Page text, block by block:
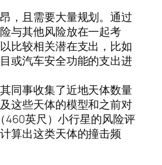
，且需要大量规划。通过
与其他风险放在一起考
比较相关潜在支出，比如
或汽车安全功能的支出进
同事收集了近地天体数量
这些天体的模型和之前对
460英尺）小行星的风险评
算出这类天体的撞击频